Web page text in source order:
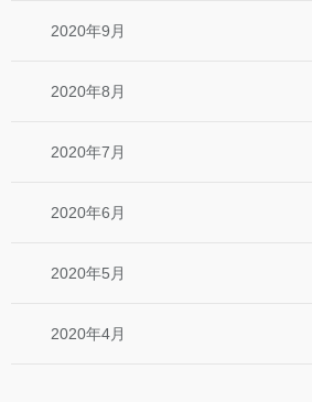
2020年9月
2020年8月
2020年7月
2020年6月
2020年5月
2020年4月